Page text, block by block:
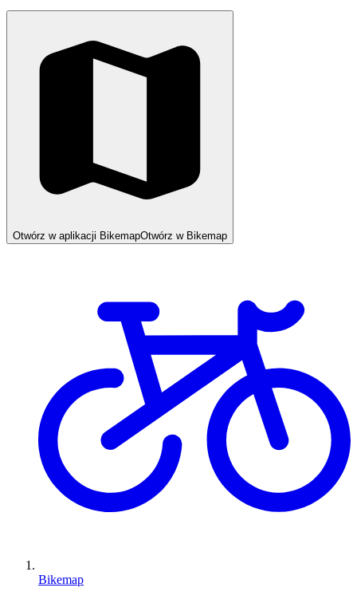
Otwórz w aplikacji BikemapOtwórz w Bikemap
Bikemap